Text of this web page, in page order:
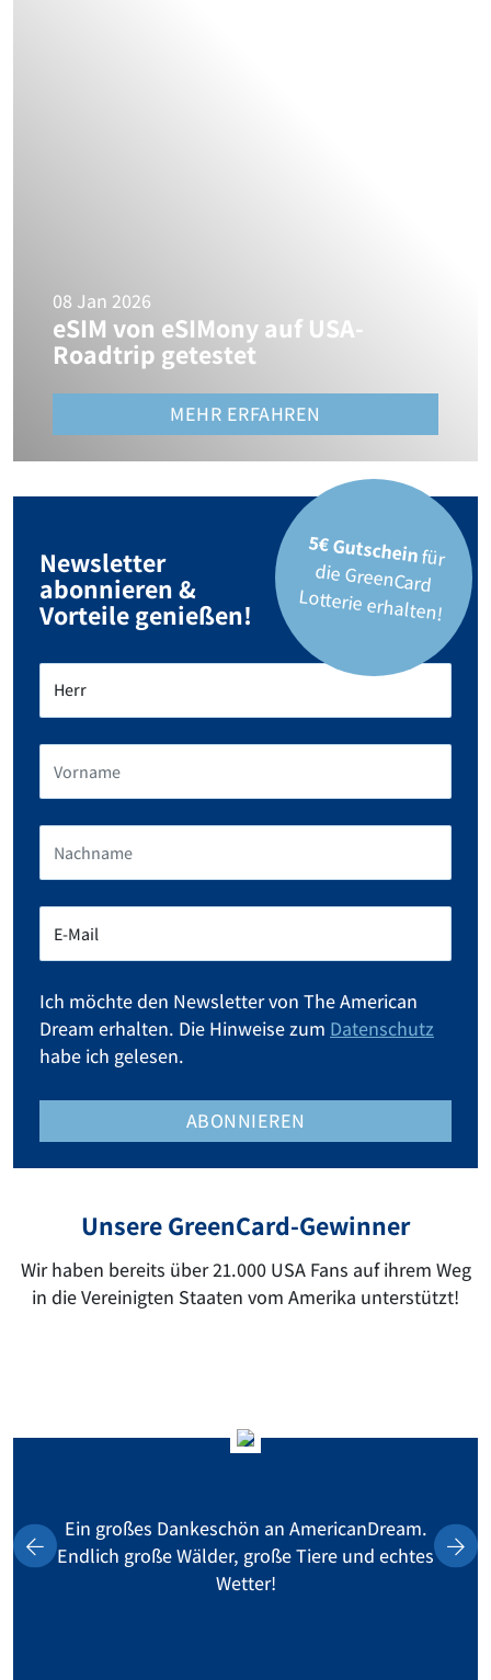
08 Jan 2026
eSIM von eSIMony auf USA-
Roadtrip getestet
MEHR ERFAHREN
Newsletter
abonnieren &
Vorteile genießen!
5€ Gutscheinfür
die GreenCard
Lotterie erhalten!
Ich möchte den Newsletter von The American
Dream erhalten. Die Hinweise zum Datenschutz
habe ich gelesen.
ABONNIEREN
Unsere GreenCard-Gewinner
Wir haben bereits über 21.000 USA Fans auf ihrem Weg
in die Vereinigten Staaten vom Amerika unterstützt!
Ein großes Dankeschön an AmericanDream.
Endlich große Wälder, große Tiere und echtes
Wetter!